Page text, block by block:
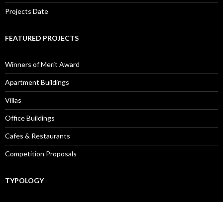
Projects Date
FEATURED PROJECTS
Winners of Merit Award
Apartment Buildings
Villas
Office Buildings
Cafes & Restaurants
Competition Proposals
TYPOLOGY